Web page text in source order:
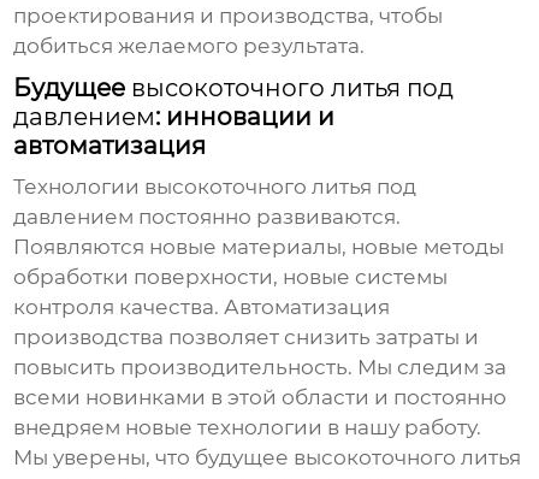
проектирования и производства, чтобы
добиться желаемого результата.
Будущее высокоточного литья под
давлением: инновации и
автоматизация
Технологии высокоточного литья под
давлением постоянно развиваются.
Появляются новые материалы, новые методы
обработки поверхности, новые системы
контроля качества. Автоматизация
производства позволяет снизить затраты и
повысить производительность. Мы следим за
всеми новинками в этой области и постоянно
внедряем новые технологии в нашу работу.
Мы уверены, что будущее высокоточного литья